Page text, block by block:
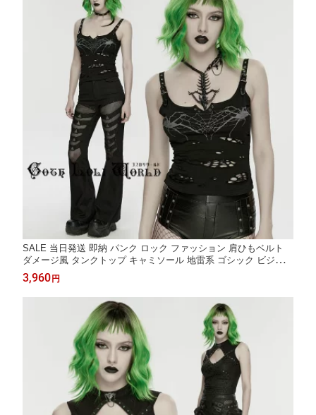
SALE 当日発送 即納 パンク ロック ファッション 肩ひもベルト
ダメージ風 タンクトップ キャミソール 地雷系 ゴシック ビジュア
ル系 ヴィジュアル系 V系 サブカル 個性的 ライブ衣装 舞台衣装
ステージ衣装 イベント衣装 仮装 衣装
3,960円